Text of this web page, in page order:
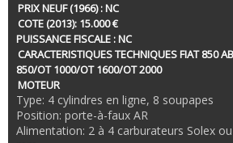
PRIX NEUF (1966) : NC
COTE (2013): 15.000 €
PUISSANCE FISCALE : NC
CARACTERISTIQUES TECHNIQUES FIAT 850
850/OT 1000/OT 1600/OT 2000
MOTEUR
Type: 4 cylindres en ligne, 8 soupapes
Position: porte-à-faux AR
Alimentation: 2 à 4 carburateurs Solex